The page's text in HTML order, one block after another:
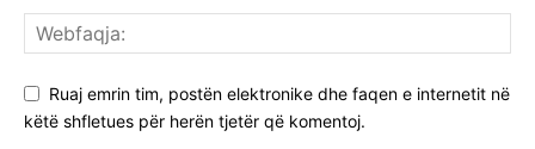
Ruaj emrin tim, postën elektronike dhe faqen e internetit në
këtë shfletues për herën tjetër që komentoj.